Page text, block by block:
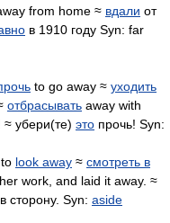
from home ≈ вдали от
в 1910 году Syn: far
to go away ≈ уходить
отбрасывать away with
убери(те) это прочь! Syn:
to look away ≈ смотреть в
her work, and laid it away. ≈
сторону. Syn: aside